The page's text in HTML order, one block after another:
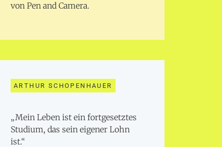
von Pen and Camera.
ARTHUR SCHOPENHAUER
„Mein Leben ist ein fortgesetztes
Studium, das sein eigener Lohn
ist.“